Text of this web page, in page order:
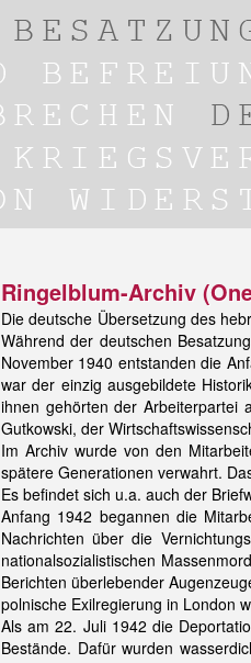
Ringelblum-Archiv
Die deutsche Übersetzung des
Während der deutschen
November 1940 entstanden die
war der einzig ausgebildete
ihnen gehörten der Arbeiterpartei
Gutkowski, der
Im Archiv wurde von den
spätere Generationen verwahrt.
Es befindet sich u.a. auch der
Anfang 1942 begannen die
Nachrichten über die
nationalsozialistischen
Berichten überlebender
polnische Exilregierung in London
Als am 22. Juli 1942 die
Bestände. Dafür wurden